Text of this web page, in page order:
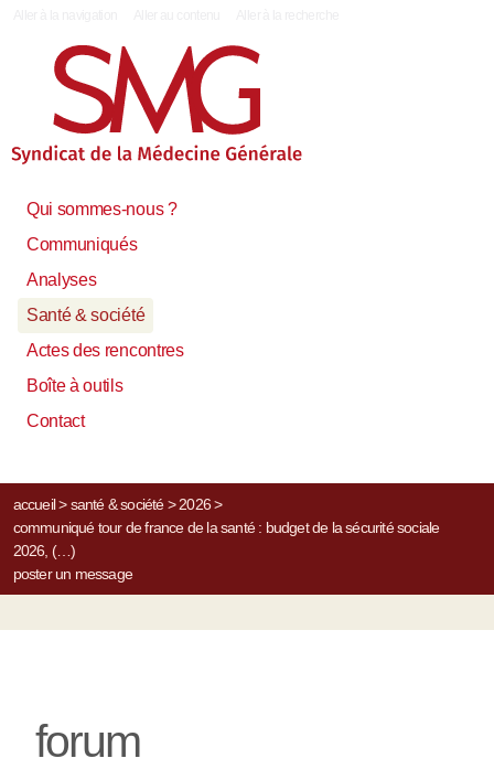
Qui sommes-nous ?
Communiqués
Analyses
Santé & société
Actes des rencontres
Boîte à outils
Contact
accueil> santé & société> 2026>
communiqué tour de france de la santé : budget de la sécurité sociale
2026, (…)
poster un message
forum